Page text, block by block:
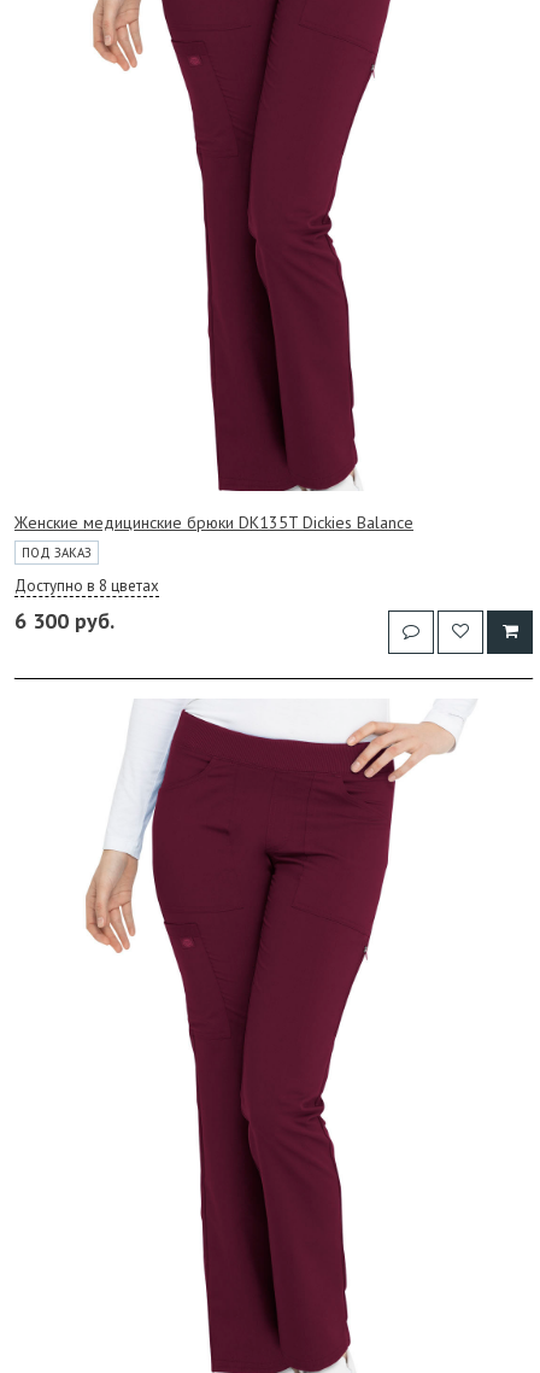
Женские медицинские брюки DK135T Dickies Balance
ПОД ЗАКАЗ
Доступно в 8 цветах
6 300 руб.